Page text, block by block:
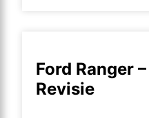
Ford Ranger
Revisie